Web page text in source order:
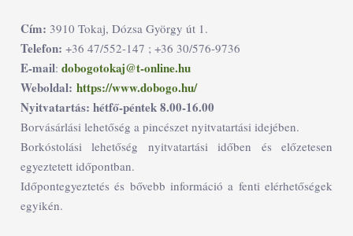
Cím: 3910 Tokaj, Dózsa György út 1.
Telefon: +36 47/552-147 ; +36 30/576-9736
E-mail: dobogotokaj@t-online.hu
Weboldal: https://www.dobogo.hu/
Nyitvatartás: hétfő-péntek 8.00-16.00
Borvásárlási lehetőség a pincészet nyitvatartási idejében.
Borkóstolási lehetőség nyitvatartási időben és előzetesen
egyeztetett időpontban.
Időpontegyeztetés és bővebb információ a fenti elérhetőségek
egyikén.